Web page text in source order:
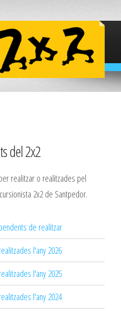
del 2x2
realitzar o realitzades pel
2x2 de Santpedor.
de realitzar
l'any 2026
l'any 2025
l'any 2024